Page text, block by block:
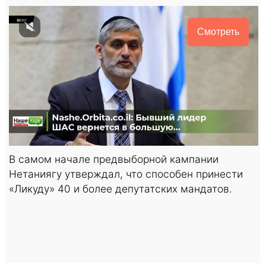
Смотреть
В самом начале предвыборной кампании
Нетаниягу утверждал, что способен принести
«Ликуду» 40 и более депутатских мандатов.